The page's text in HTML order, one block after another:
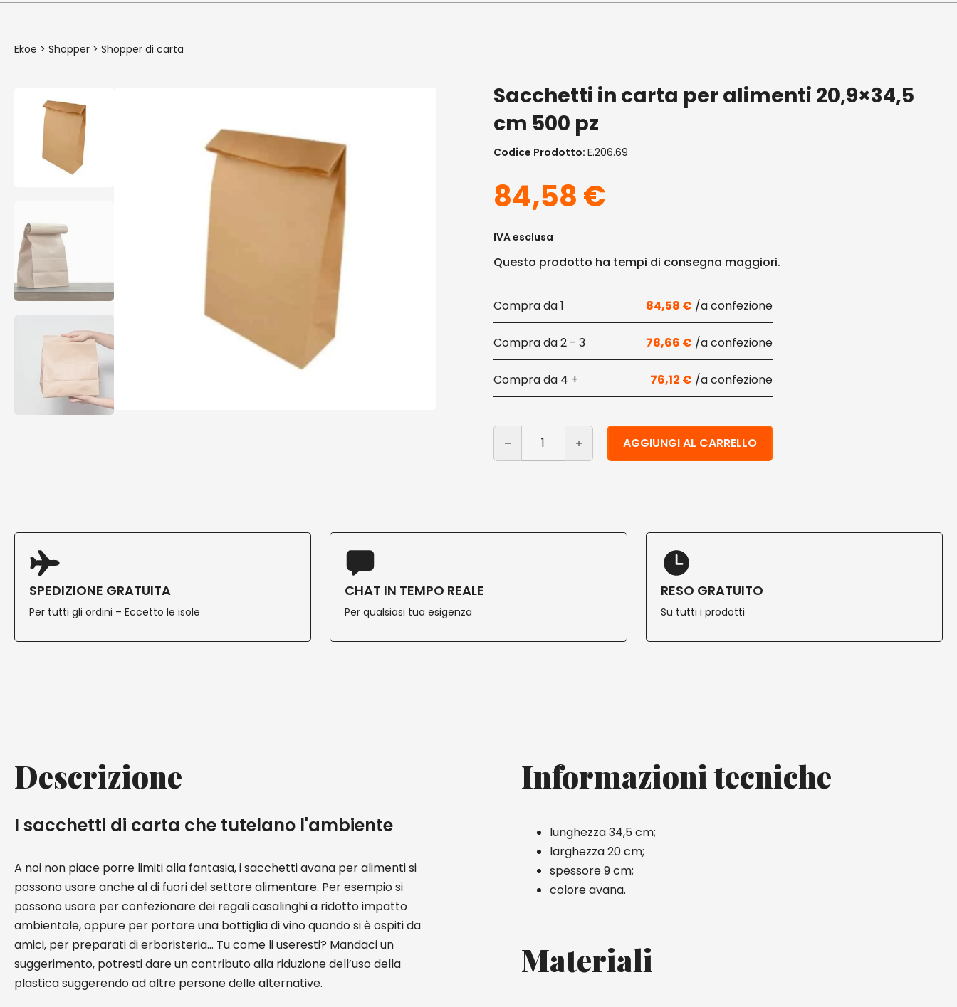
Ekoe > Shopper > Shopper di carta
Sacchetti in carta per alimenti 20,9×34,5
cm 500 pz
Codice Prodotto: E.206.69
84,58€
IVA esclusa
Questo prodotto ha tempi di consegna maggiori.
1 84,58 €
2 - 3 78,66 €
4 + 76,12 €
Sacchetti in carta per alimenti 20,9x34,5 cm 500 pz quantità
AGGIUNGI AL CARRELLO
Alternative:
SPEDIZIONE GRATUITA
Per tutti gli ordini – Eccetto le isole
CHAT IN TEMPO REALE
Per qualsiasi tua esigenza
RESO GRATUITO
Su tutti i prodotti
Descrizione
I sacchetti di carta che tutelano l'ambiente
A noi non piace porre limiti alla fantasia, i sacchetti avana per alimenti si
possono usare anche al di fuori del settore alimentare. Per esempio si
possono usare per confezionare dei regali casalinghi a ridotto impatto
ambientale, oppure per portare una bottiglia di vino quando si è ospiti da
amici, per preparati di erboristeria… Tu come li useresti? Mandaci un
suggerimento, potresti dare un contributo alla riduzione dell’uso della
plastica suggerendo ad altre persone delle alternative.
Informazioni tecniche
lunghezza 34,5 cm;
larghezza 20 cm;
spessore 9 cm;
colore avana.
Materiali